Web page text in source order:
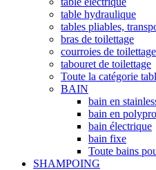
table hydraulique
tables pliables,
bras de toilettage
courroies de toilettage
tabouret de toilettage
Toute la catégorie
BAIN
bain en
bain en
bain électrique
bain fixe
Toute bains
SHAMPOING